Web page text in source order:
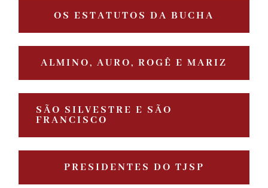
OS ESTATUTOS DA BUCHA
ALMINO, AURO, ROGÊ E MARIZ
SÃO SILVESTRE E SÃO
FRANCISCO
PRESIDENTES DO TJSP